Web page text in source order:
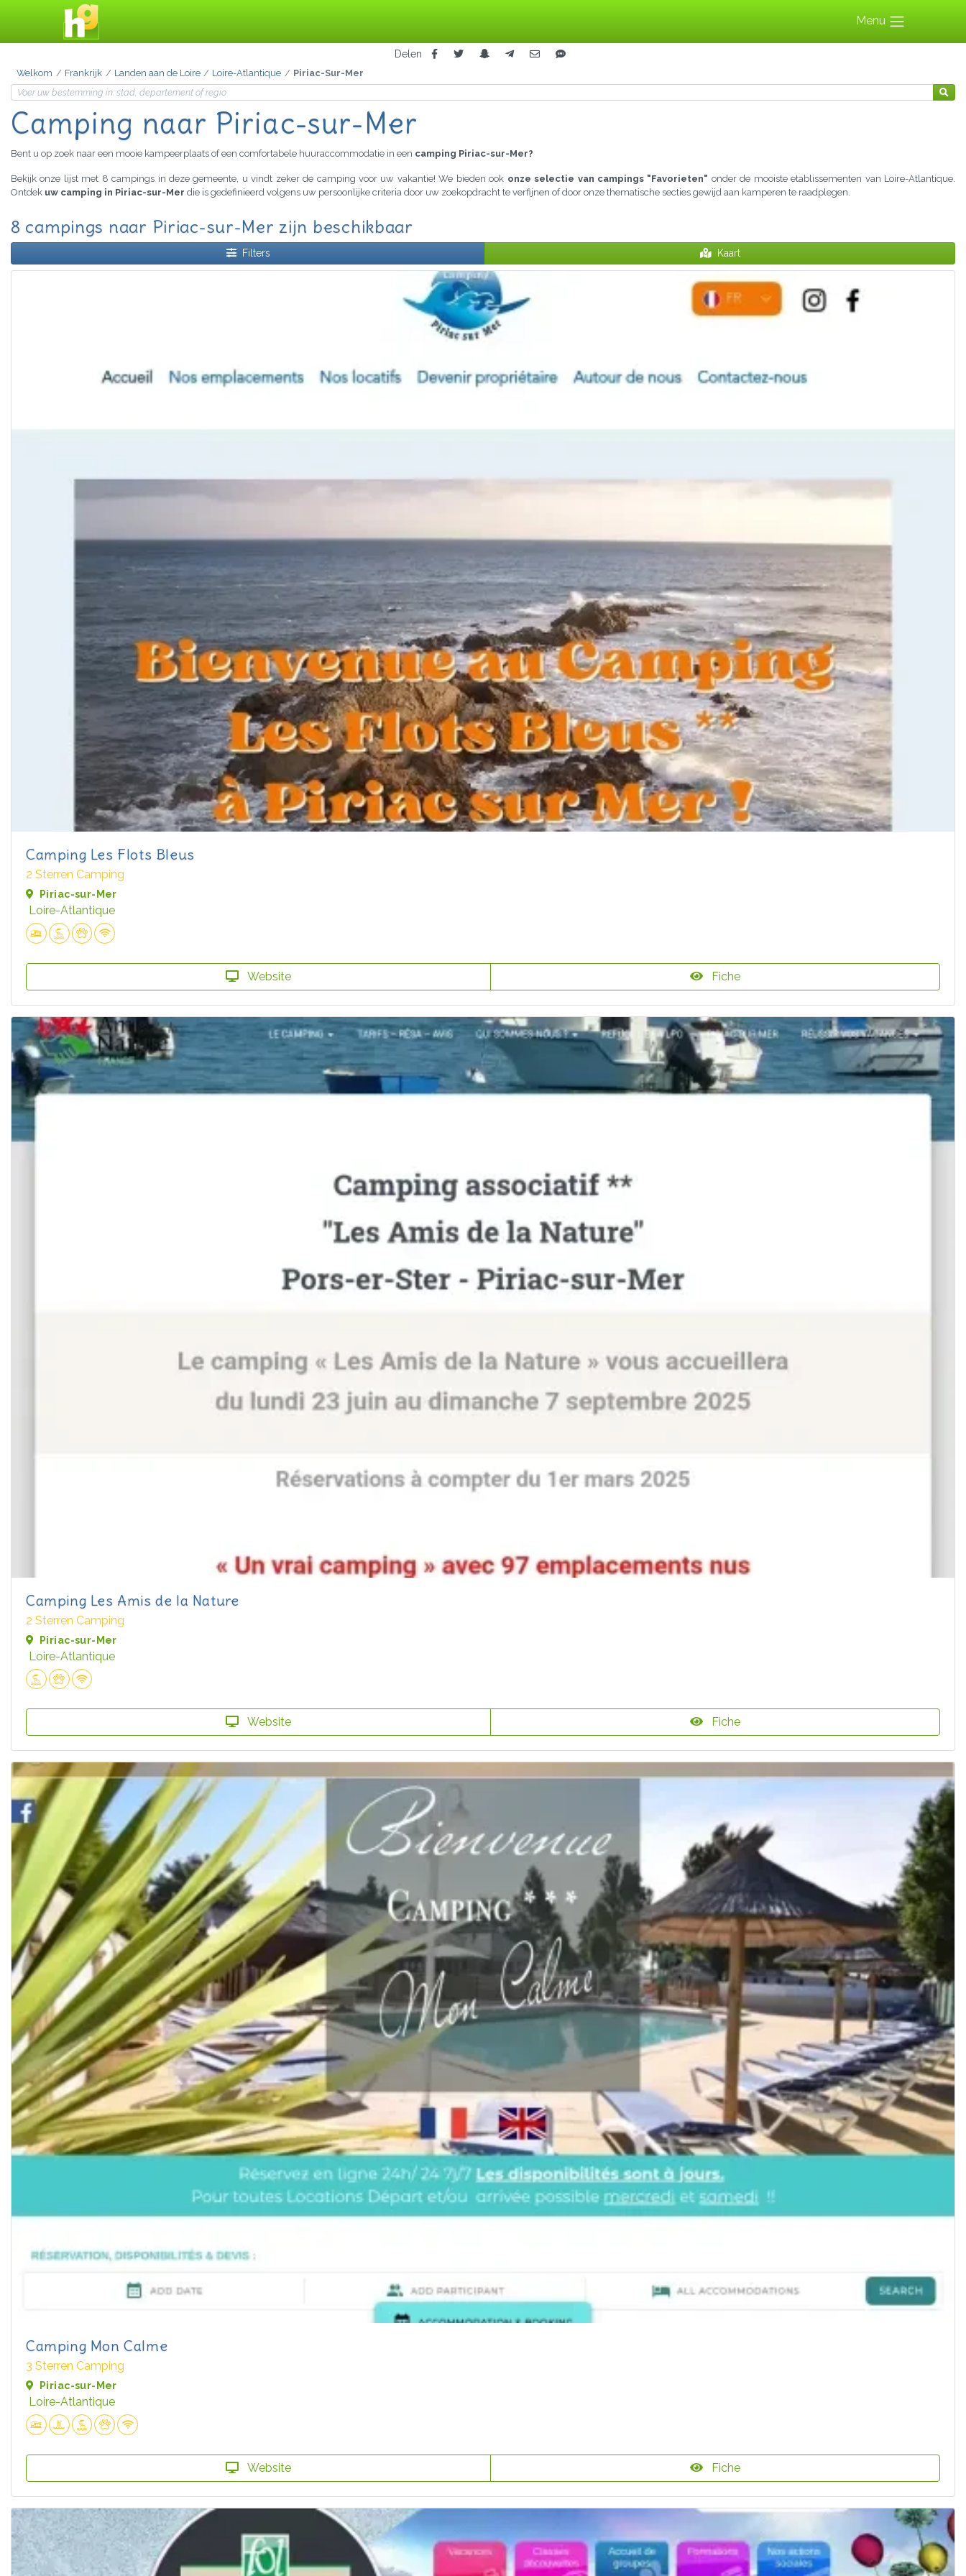
Menu
Delen
Welkom Frankrijk Landen aan de Loire Loire-Atlantique Piriac-Sur-Mer
Camping naar Piriac-sur-Mer
Bent u op zoek naar een mooie kampeerplaats of een comfortabele huuraccommodatie in een camping Piriac-sur-Mer?
Bekijk onze lijst met 8 campings in deze gemeente, u vindt zeker de camping voor uw vakantie! We bieden ook onze selectie van campings "Favorieten" onder de mooiste etablissementen van Loire-Atlantique.
Ontdek uw camping in Piriac-sur-Mer die is gedefinieerd volgens uw persoonlijke criteria door uw zoekopdracht te verfijnen of door onze thematische secties gewijd aan kamperen te raadplegen.
8 campings naar Piriac-sur-Mer zijn beschikbaar
Filters Kaart
Camping Les Flots Bleus
2 Sterren Camping
Piriac-sur-Mer
Loire-Atlantique
Website Fiche
Camping Les Amis de la Nature
2 Sterren Camping
Piriac-sur-Mer
Loire-Atlantique
Website Fiche
Camping Mon Calme
3 Sterren Camping
Piriac-sur-Mer
Loire-Atlantique
Website Fiche